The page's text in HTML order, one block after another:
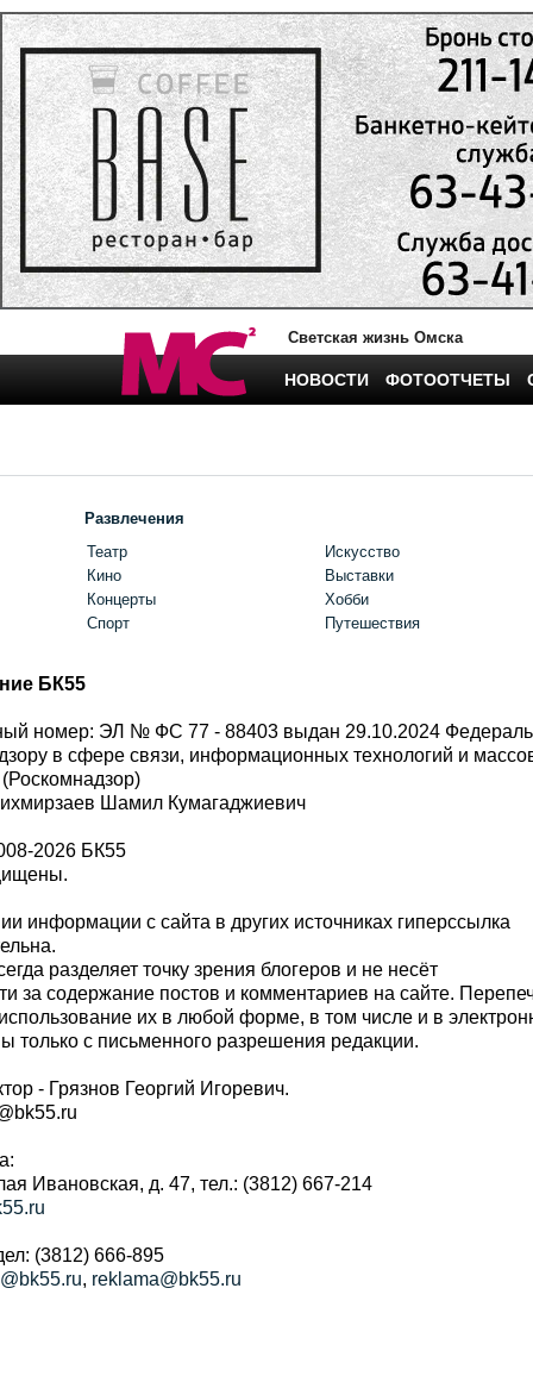
Светская жизнь Омска
НОВОСТИ ФОТООТЧЕТЫ
Развлечения
Театр
Кино
Концерты
Спорт
Искусство
Выставки
Хобби
Путешествия
БК55
номер: ЭЛ № ФС 77 - 88403 выдан 29.10.2024
в сфере связи, информационных технологий и
Шамил Кумагаджиевич
2026 БК55
информации с сайта в других источниках гиперссылка
разделяет точку зрения блогеров и не несёт
за содержание постов и комментариев на сайте.
их в любой форме, в том числе и в
с письменного разрешения редакции.
- Грязнов Георгий Игоревич.
Ивановская, д. 47, тел.: (3812) 667-214
(3812) 666-895
, reklama@bk55.ru